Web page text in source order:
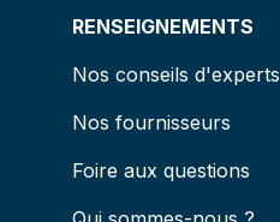
RENSEIGNEMENTS
Nos conseils d'experts
Nos fournisseurs
Foire aux questions